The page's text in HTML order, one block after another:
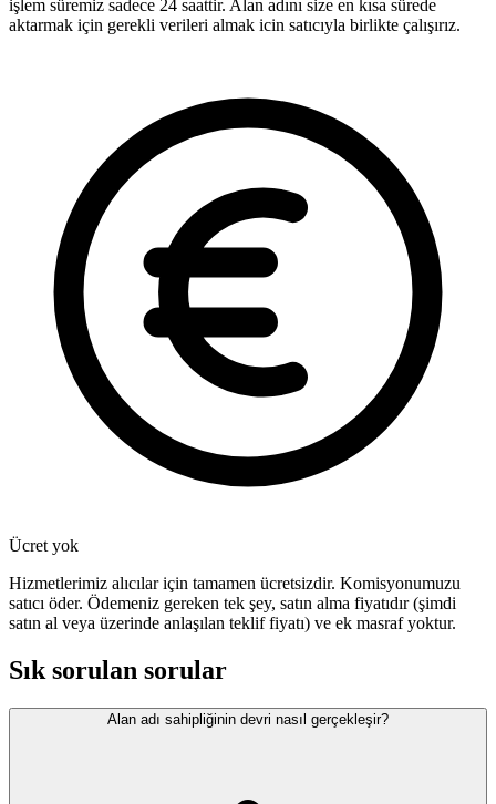
işlem süremiz sadece 24 saattir. Alan adını size en kısa sürede
aktarmak için gerekli verileri almak icin satıcıyla birlikte çalışırız.
Ücret yok
Hizmetlerimiz alıcılar için tamamen ücretsizdir. Komisyonumuzu
satıcı öder. Ödemeniz gereken tek şey, satın alma fiyatıdır (şimdi
satın al veya üzerinde anlaşılan teklif fiyatı) ve ek masraf yoktur.
Sık sorulan sorular
Alan adı sahipliğinin devri nasıl gerçekleşir?